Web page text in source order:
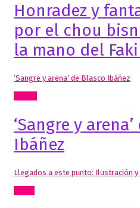
Honradez y
por el chou
la mano del
‘Sangre y arena’ de Blasco Ibáñez
‘Sangre y
Ibáñez
Llegados a este punto: Ilustración